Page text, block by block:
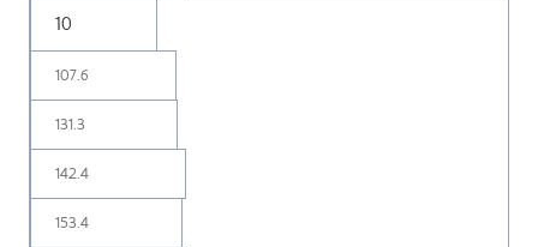
10
107.6
131.3
142.4
153.4